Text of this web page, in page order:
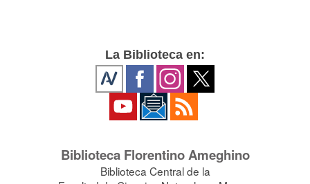
La Biblioteca en:
Biblioteca Florentino Ameghino
Biblioteca Central de la